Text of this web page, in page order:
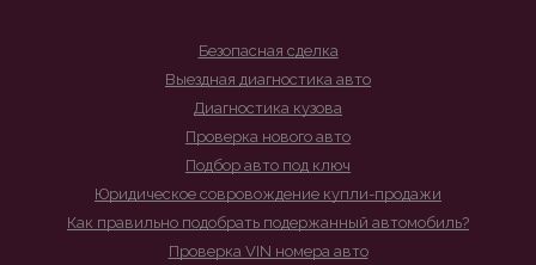
Безопасная сделка
Выездная диагностика авто
Диагностика кузова
Проверка нового авто
Подбор авто под ключ
Юридическое совровождение купли-продажи
Как правильно подобрать подержанный автомобиль?
Проверка VIN номера авто